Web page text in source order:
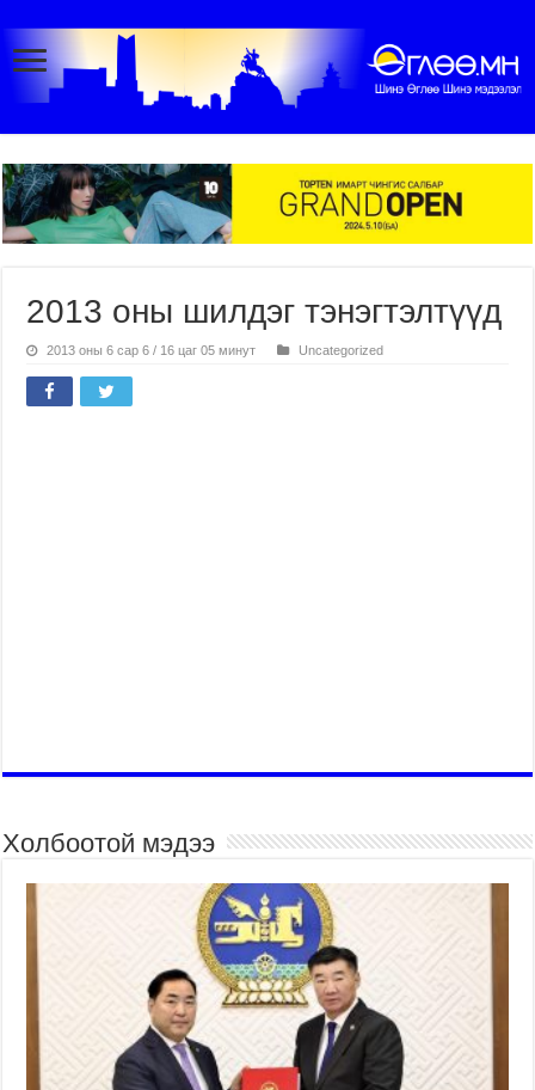
2013 оны шилдэг тэнэгтэлтүүд
2013 оны 6 сар 6 / 16 цаг 05 минут Uncategorized
Холбоотой мэдээ